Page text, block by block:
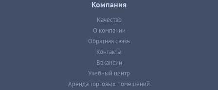
Компания
Качество
О компании
Обратная связь
Контакты
Вакансии
Учебный центр
Аренда торговых помещений